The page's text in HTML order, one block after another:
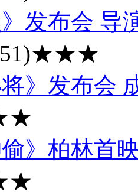
》发布会
★★★
将》发布会
偷》柏林首